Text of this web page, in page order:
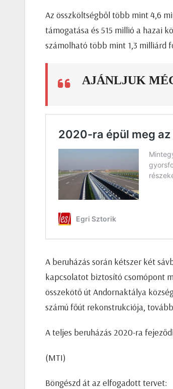
Az összköltségből több mint 4,6
támogatása és 515 millió a hazai
számolható több mint 1,3 milliárd
AJÁNLJUK
A beruházás során kétszer két
kapcsolatot biztosító csomópont
összekötő út Andornaktálya
számú főút rekonstrukciója,
A teljes beruházás 2020-ra
(MTI)
Böngészd át az elfogadott tervet: